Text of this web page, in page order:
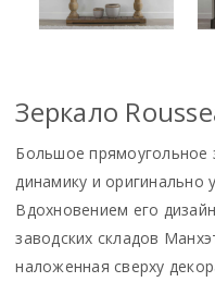
Зеркало
Большое прямоугольное
динамику и оригинально
Вдохновением его
заводских складов
наложенная сверху